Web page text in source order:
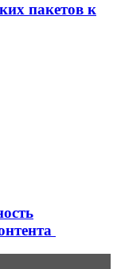
пакетов к